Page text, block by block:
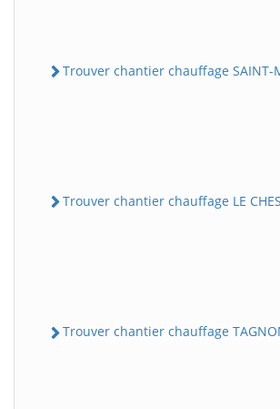
Trouver chantier chauffage SAINT-
Trouver chantier chauffage LE
Trouver chantier chauffage